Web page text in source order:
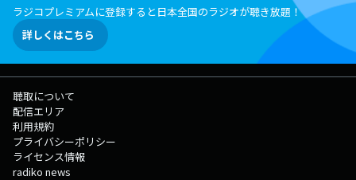
ラジコプレミアムに登録すると日本全国のラジオが聴き放題！
詳しくはこちら
聴取について
配信エリア
利用規約
プライバシーポリシー
ライセンス情報
radiko news